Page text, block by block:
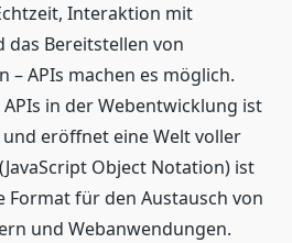
Interaktion mit
das Bereitstellen von
– APIs machen es möglich.
in der Webentwicklung ist
eröffnet eine Welt voller
Object Notation) ist
Format für den Austausch von
und Webanwendungen.